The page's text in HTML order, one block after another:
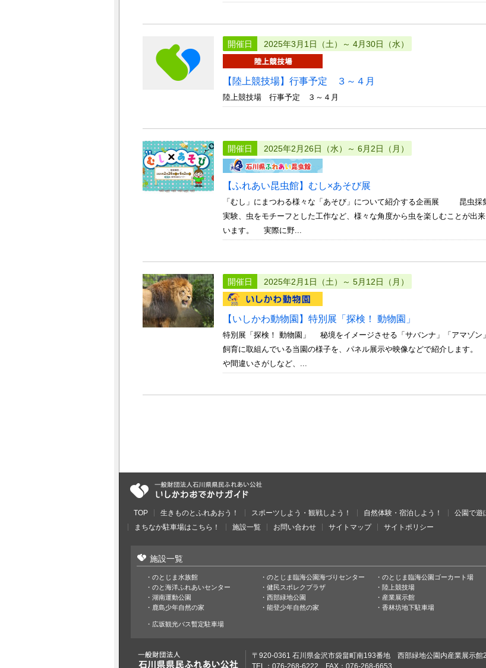
開催日 2025年3月1日（土）～ 4月30日（水）
【陸上競技場】行事予定 ３～４月
陸上競技場 行事予定 ３～４月
開催日 2025年2月26日（水）～ 6月2日（月）
【ふれあい昆虫館】むし×あそび展
「むし」にまつわる様々な「あそび」について紹介する企画展 昆虫採
実験、虫をモチーフとした工作など、様々な角度から虫を楽しむことが出
います。 実際に野...
開催日 2025年2月1日（土）～ 5月12日（月）
【いしかわ動物園】特別展「探検！ 動物園」
特別展「探検！ 動物園」 秘境をイメージさせる「サバンナ」「アマゾン
飼育に取組んでいる当園の様子を、パネル展示や映像などで紹介します
や間違いさがしなど、...
TOP 生きものとふれあおう！ スポーツしよう・観戦しよう！ 自然体験・宿泊しよう！ 公園で遊
まちなか駐車場はこちら！
施設一覧 お問い合わせ サイトマップ サイトポリシー
施設一覧
のとじま水族館 のとじま臨海公園海づりセンター のとじま臨海公園ゴーカート場
のと海洋ふれあいセンター
健民スポレクプラザ 陸上競技場
湖南運動公園
西部緑地公園 産業展示館
鹿島少年自然の家
能登少年自然の家 香林坊地下駐車場
広坂観光バス暫定駐車場
〒920-0361 石川県金沢市袋畠町南193番地 西部緑地公園内産業展示館
TEL：076-268-6222 FAX：076-268-6653